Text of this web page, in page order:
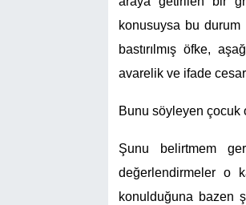
konusuysa bu
bastırılmış öfke,
avarelik ve ifade
Bunu söyleyen çocuk
Şunu belirtmem
değerlendirmeler o
konulduğuna bazen